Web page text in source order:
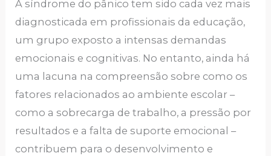
A síndrome do pânico tem sido cada vez mais
diagnosticada em profissionais da educação,
um grupo exposto a intensas demandas
emocionais e cognitivas. No entanto, ainda há
uma lacuna na compreensão sobre como os
fatores relacionados ao ambiente escolar –
como a sobrecarga de trabalho, a pressão por
resultados e a falta de suporte emocional –
contribuem para o desenvolvimento e